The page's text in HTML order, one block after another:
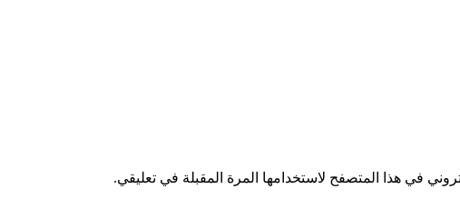
في هذا المتصفح لاستخدامها المرة المقبلة في تعليقي.